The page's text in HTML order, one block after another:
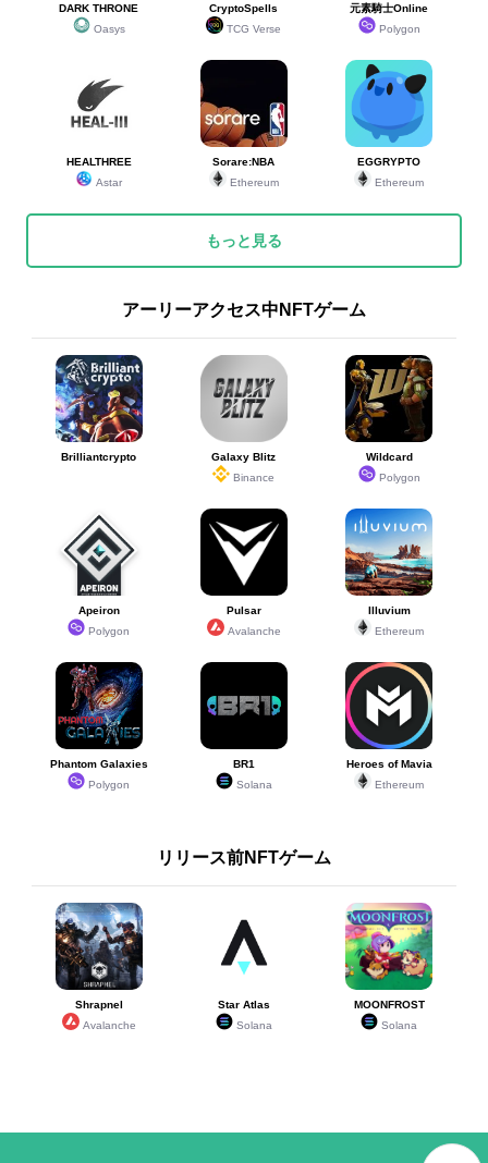
DARK THRONE
Oasys
CryptoSpells
TCG Verse
元素騎士Online
Polygon
HEALTHREE
Astar
Sorare:NBA
Ethereum
EGGRYPTO
Ethereum
もっと見る
アーリーアクセス中NFTゲーム
Brilliantcrypto
Galaxy Blitz
Binance
Wildcard
Polygon
Apeiron
Polygon
Pulsar
Avalanche
Illuvium
Ethereum
Phantom Galaxies
Polygon
BR1
Solana
Heroes of Mavia
Ethereum
リリース前NFTゲーム
Shrapnel
Avalanche
Star Atlas
Solana
MOONFROST
Solana